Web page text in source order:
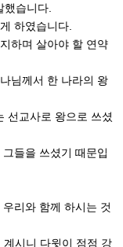
습니다.
하였습니다.
하며 살아야 할 연약
님께서 한 나라의 왕
선교사로 왕으로 쓰셨
들을 쓰셨기 때문입
리와 함께 하시는 것
시니 다윗이 점점 강